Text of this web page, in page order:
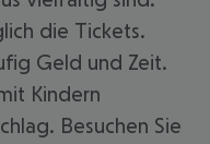
die Tickets.
Geld und Zeit.
Kindern
Besuchen Sie